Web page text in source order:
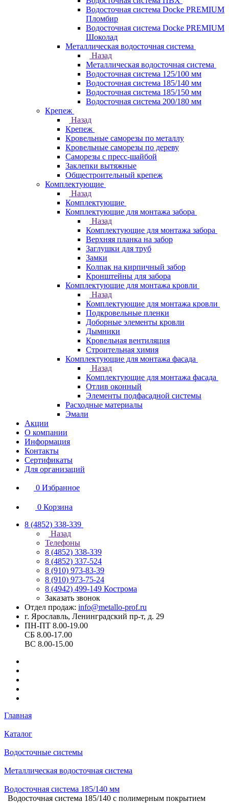
Водосточная система Docke PREMIUM
Пломбир
Водосточная система Docke PREMIUM
Шоколад
Металлическая водосточная система
Назад
Металлическая водосточная система
Водосточная система 125/100 мм
Водосточная система 185/140 мм
Водосточная система 185/150 мм
Водосточная система 200/180 мм
Крепеж
Назад
Крепеж
Кровельные саморезы по металлу
Кровельные саморезы по дереву
Саморезы с пресс-шайбой
Заклепки вытяжные
Общестроительный крепеж
Комплектующие
Назад
Комплектующие
Комплектующие для монтажа забора
Назад
Комплектующие для монтажа забора
Верхняя планка на забор
Заглушки для труб
Замки
Колпак на кирпичный забор
Кронштейны для забора
Комплектующие для монтажа кровли
Назад
Комплектующие для монтажа кровли
Подкровельные пленки
Доборные элементы кровли
Дымники
Кровельная вентиляция
Строительная химия
Комплектующие для монтажа фасада
Назад
Комплектующие для монтажа фасада
Отлив оконный
Элементы подфасадной системы
Расходные материалы
Эмали
Акции
О компании
Информация
Контакты
Сертификаты
Для организаций
0 Избранное
0 Корзина
8 (4852) 338-339
Назад
Телефоны
8 (4852) 338-339
8 (4852) 337-524
8 (910) 973-83-39
8 (910) 973-75-24
8 (4942) 499-149 Кострома
Заказать звонок
Отдел продаж: info@metallo-prof.ru
г. Ярославль, Ленинградский пр-т, д. 29
ПН-ПТ 8.00-19.00
СБ 8.00-17.00
ВС 8.00-15.00
Главная
Каталог
Водосточные системы
Металлическая водосточная система
Водосточная система 185/140 мм
Водосточная система 185/140 с полимерным покрытием